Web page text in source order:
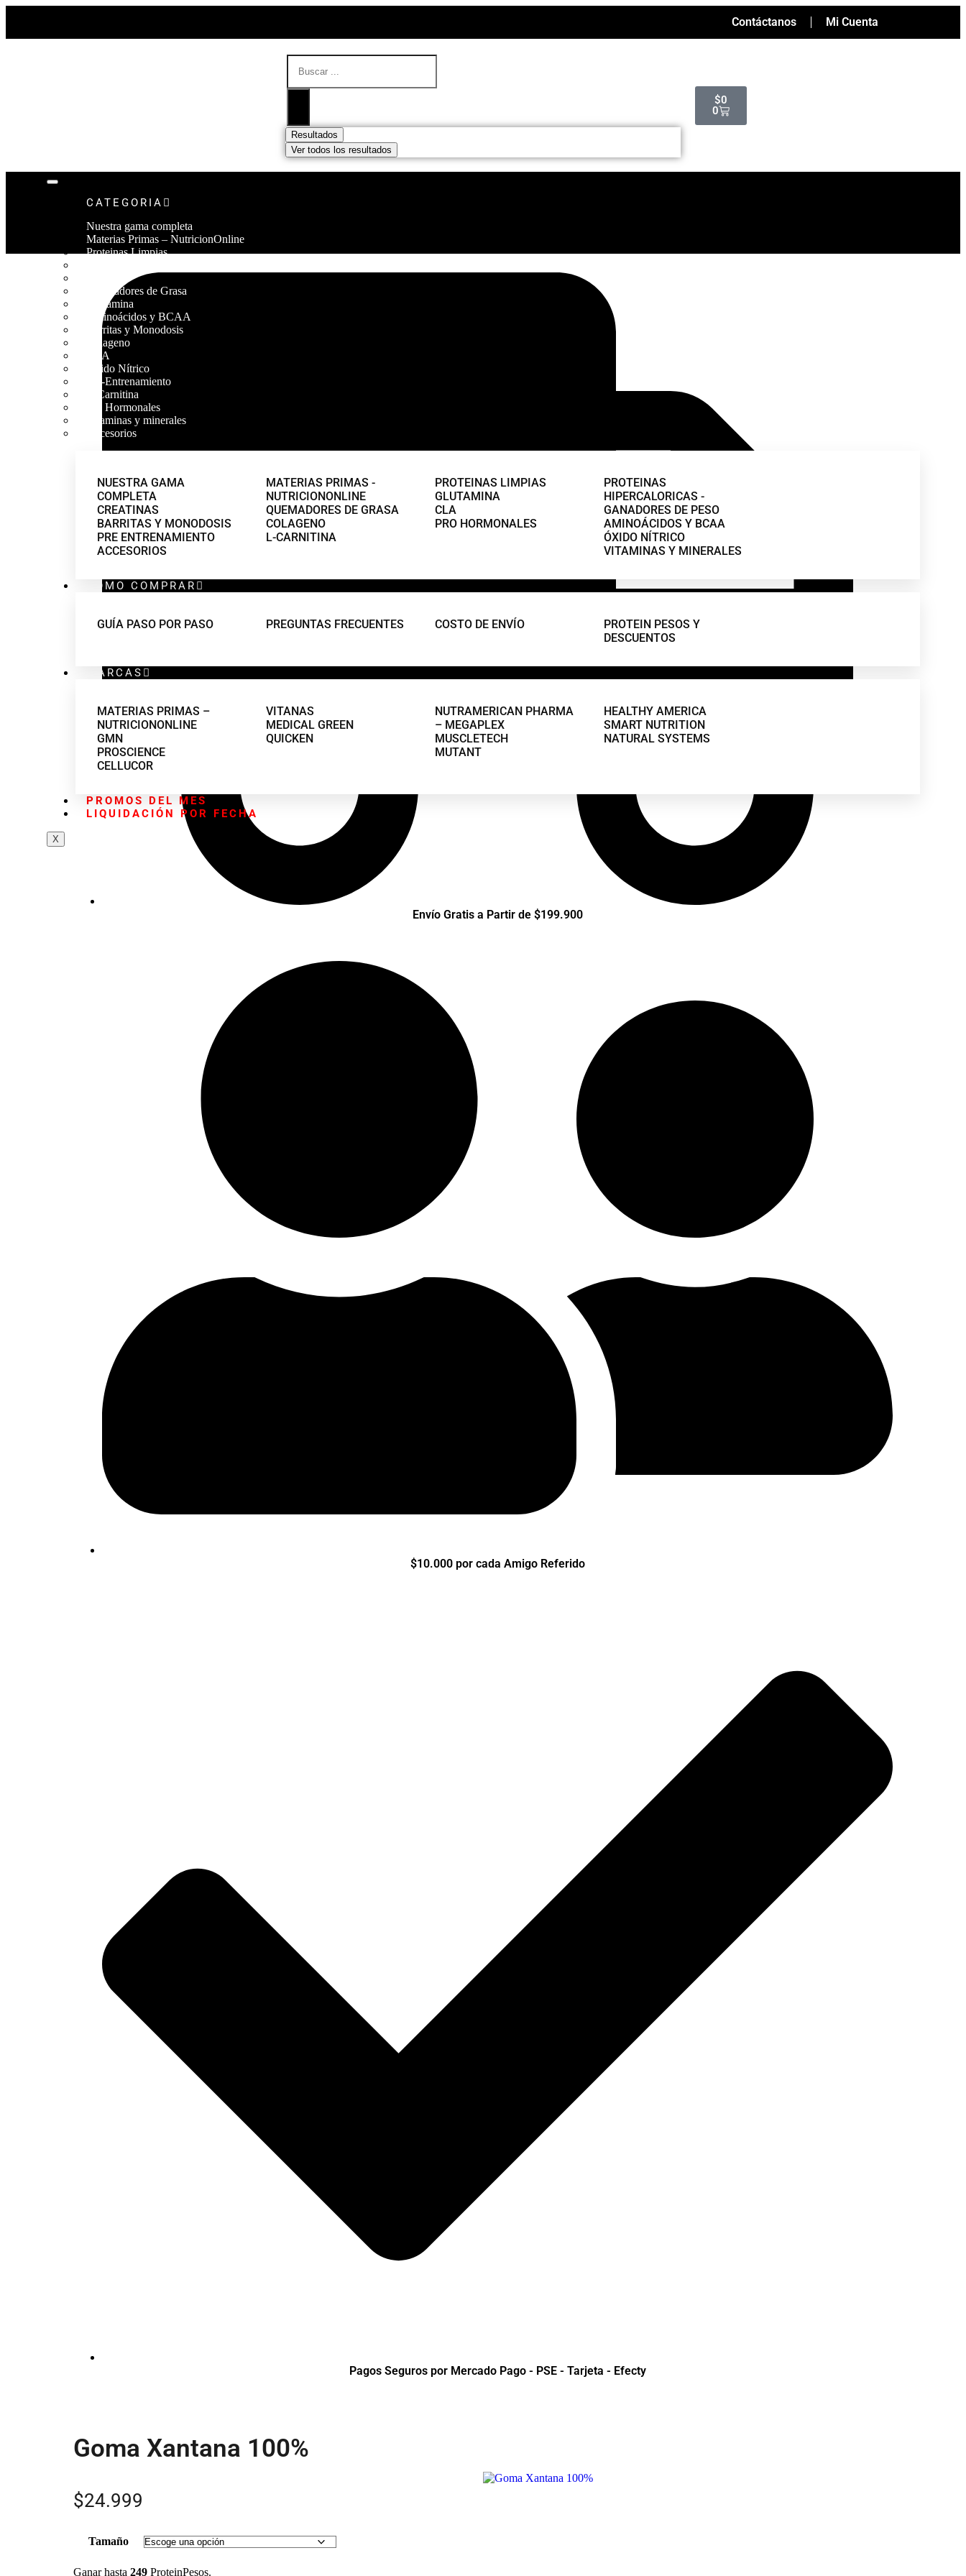
Contáctanos Mi Cuenta
Resultados
Ver todos los resultados
$0
0
CATEGORIA
Nuestra gama completa
Materias Primas – NutricionOnline
Proteinas Limpias
Quemadores de Grasa
Glutamina
Aminoácidos y BCAA
Barritas y Monodosis
Colageno
CLA
Óxido Nítrico
Pre-Entrenamiento
L-Carnitina
Pro Hormonales
Vitaminas y minerales
Accesorios
NUESTRA GAMA
COMPLETA
CREATINAS
BARRITAS Y MONODOSIS
PRE ENTRENAMIENTO
ACCESORIOS
MATERIAS PRIMAS -
NUTRICIONONLINE
QUEMADORES DE GRASA
COLAGENO
L-CARNITINA
PROTEINAS LIMPIAS
GLUTAMINA
CLA
PRO HORMONALES
PROTEINAS
HIPERCALORICAS -
GANADORES DE PESO
AMINOÁCIDOS Y BCAA
ÓXIDO NÍTRICO
VITAMINAS Y MINERALES
COMO COMPRAR
GUÍA PASO POR PASO PREGUNTAS FRECUENTES COSTO DE ENVÍO
PROTEIN PESOS Y
DESCUENTOS
MARCAS
MATERIAS PRIMAS –
NUTRICIONONLINE
GMN
PROSCIENCE
CELLUCOR
VITANAS
MEDICAL GREEN
QUICKEN
NUTRAMERICAN PHARMA
– MEGAPLEX
MUSCLETECH
MUTANT
HEALTHY AMERICA
SMART NUTRITION
NATURAL SYSTEMS
PROMOS DEL MES
LIQUIDACIÓN POR FECHA
X
Envío Gratis a Partir de $199.900
$10.000 por cada Amigo Referido
Pagos Seguros por Mercado Pago - PSE - Tarjeta - Efecty
Goma Xantana 100%
$24.999
Tamaño
Ganar hasta 249 ProteinPesos.